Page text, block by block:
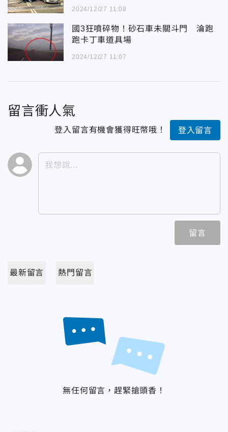
2024/12/27 11:08
國3狂噴碎物！砂石車未關斗門 淪跑
跑卡丁車道具場
2024/12/27 11:07
留言衝人氣
登入留言有機會獲得旺幣哦！ 登入留言
留言
最新留言 熱門留言
無任何留言，趕緊搶頭香！